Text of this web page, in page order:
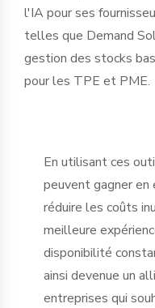
l'IA pour ses
telles que Demand
gestion des stocks
pour les TPE et PME.
En utilisant ces
peuvent gagner
réduire les coûts
meilleure
disponibilité
ainsi devenue un
entreprises qui